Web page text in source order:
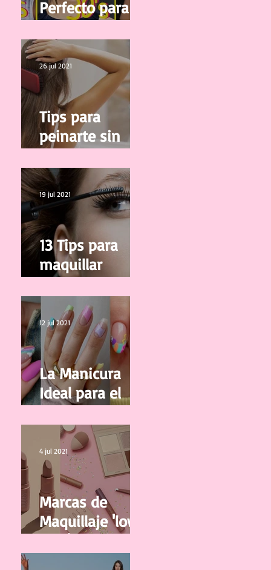
Perfecto para tu
edad
Tips para
peinarte sin
salir de casa
26 jul 2021
13 Tips para
maquillar
correctamente
tus pestañas
19 jul 2021
La Manicura
Ideal para el
Verano 2021
12 jul 2021
Marcas de
Maquillaje 'low
cost' y de buena
calidad
4 jul 2021